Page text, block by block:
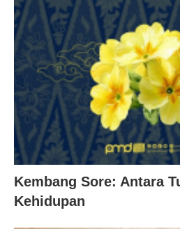
Kembang Sore: Antara
Kehidupan